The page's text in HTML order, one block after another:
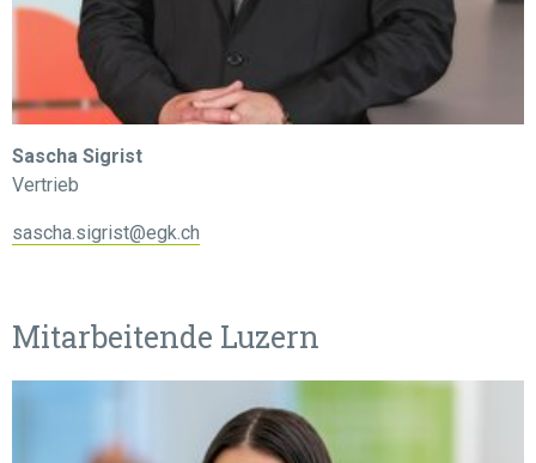
Sascha Sigrist
Vertrieb
sascha.sigrist@egk.ch
Mitarbeitende Luzern